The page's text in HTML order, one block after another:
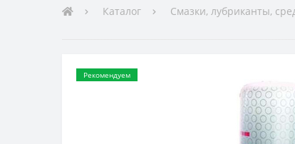
Каталог Смазки, лубриканты,
Рекомендуем